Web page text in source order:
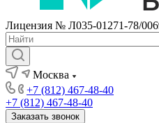
Лицензия № Л035-01271-78/
Москва
+7 (812) 467-48-40
+7 (812) 467-48-40
Заказать звонок